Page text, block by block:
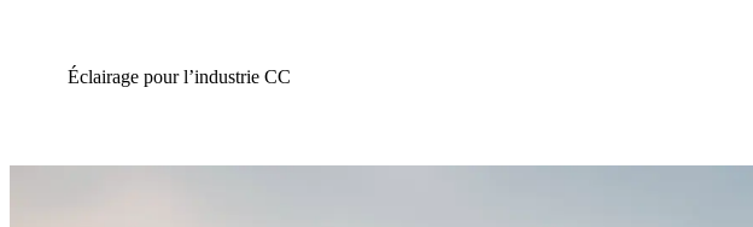
Éclairage pour l’industrie CC